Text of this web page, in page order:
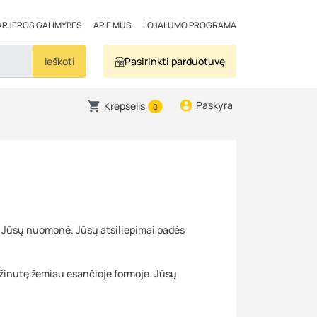
GALIMYBĖS APIE MUS LOJALUMO PROGRAMA
Ieškoti Pasirinkti parduotuvę
Krepšelis 0 Paskyra
nuomonė. Jūsų atsiliepimai padės
žemiau esančioje formoje. Jūsų